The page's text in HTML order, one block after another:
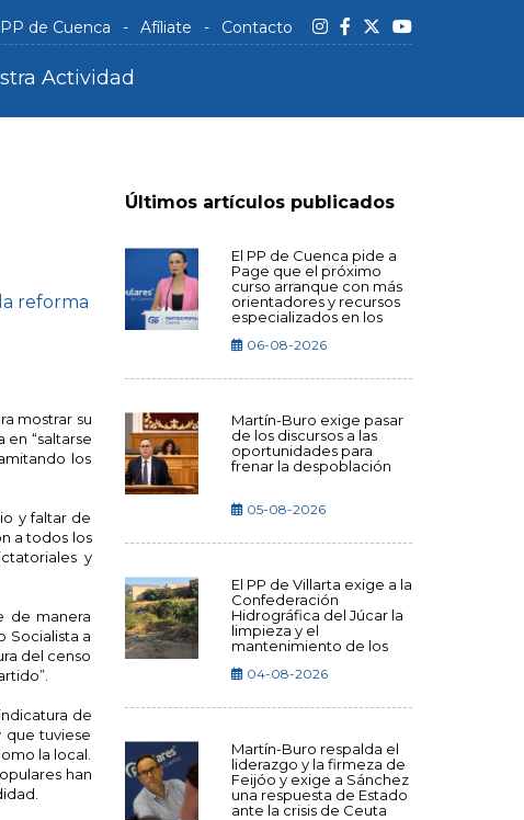
de Cuenca Afíliate Contacto
Actividad
reforma
mostrar su
“saltarse
los
y faltar de
a todos los
y
de manera
Socialista a
del censo
de
que tuviese
la local.
han
Últimos artículos publicados
El PP de Cuenca pide a
Page que el próximo
curso arranque con más
orientadores y recursos
especializados en los
06-08-2026
Martín-Buro exige pasar
de los discursos a las
oportunidades para
frenar la despoblación
05-08-2026
El PP de Villarta exige a la
Confederación
Hidrográfica del Júcar la
limpieza y el
mantenimiento de los
04-08-2026
Martín-Buro respalda el
liderazgo y la firmeza de
Feijóo y exige a Sánchez
una respuesta de Estado
ante la crisis de Ceuta